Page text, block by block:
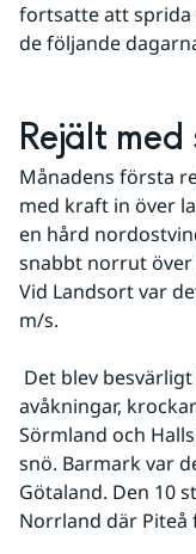
fortsatte att sprida
de följande
Rejält med
Månadens första
med kraft in över
en hård
snabbt norrut
Vid Landsort var
m/s.
avåkningar,
Sörmland och
snö. Barmark var
Götaland. Den 10
Norrland där Piteå